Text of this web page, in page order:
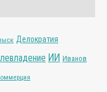
Делократия
ИИ Иванов